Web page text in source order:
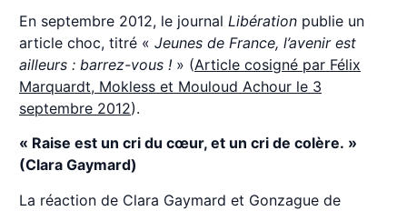
En septembre 2012, le journal Libération publie un
article choc, titré « Jeunes de France, l’avenir est
ailleurs : barrez-vous ! » (Article cosigné par Félix
Marquardt, Mokless et Mouloud Achour le 3
septembre 2012).
« Raise est un cri du cœur, et un cri de colère. »
(Clara Gaymard)
La réaction de Clara Gaymard et Gonzague de